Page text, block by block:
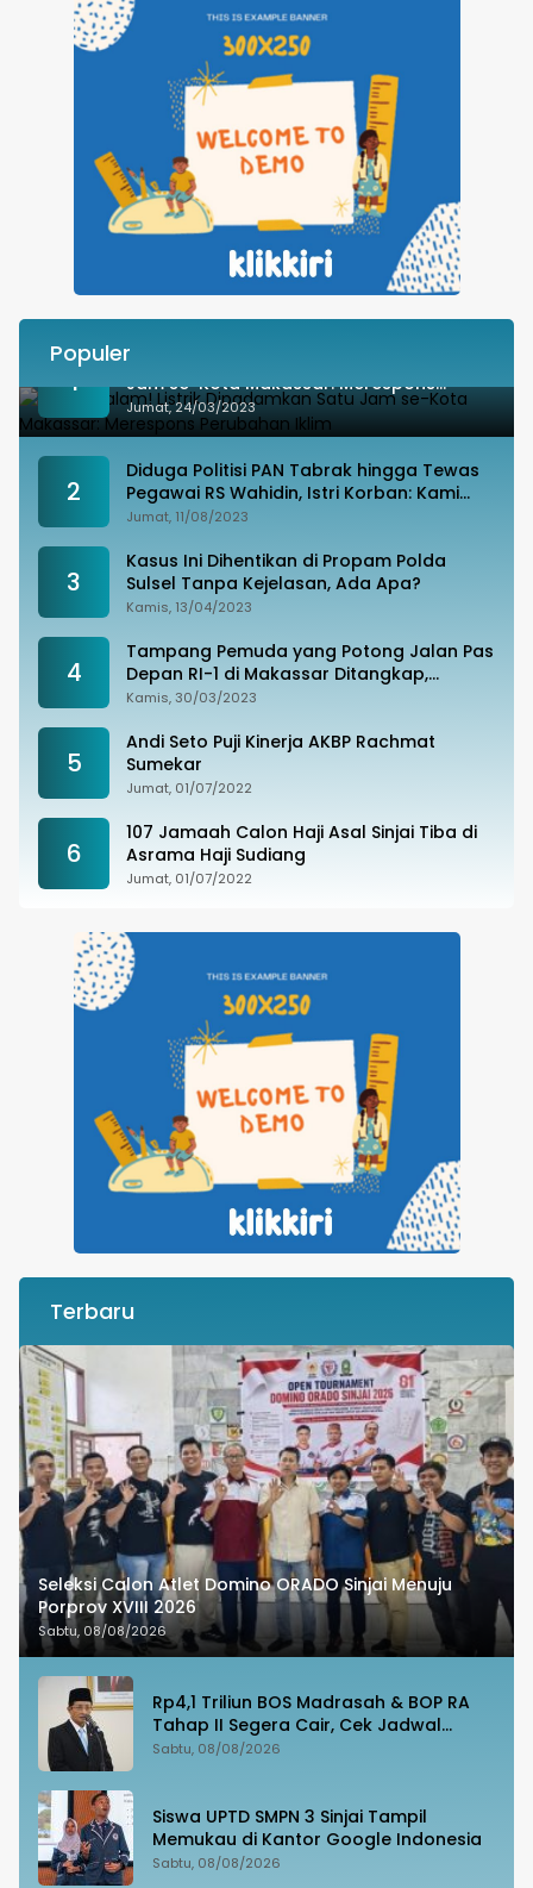
Populer
1
Besok Malam! Listrik Dipadamkan Satu
Jam se-Kota Makassar: Merespons
Perubahan Iklim
Jumat, 24/03/2023
2
Diduga Politisi PAN Tabrak hingga Tewas
Pegawai RS Wahidin, Istri Korban: Kami
Tak Terima
Jumat, 11/08/2023
3
Kasus Ini Dihentikan di Propam Polda
Sulsel Tanpa Kejelasan, Ada Apa?
Kamis, 13/04/2023
4
Tampang Pemuda yang Potong Jalan Pas
Depan RI-1 di Makassar Ditangkap,
Ternyata Joki Balapan Liar
Kamis, 30/03/2023
5
Andi Seto Puji Kinerja AKBP Rachmat
Sumekar
Jumat, 01/07/2022
6
107 Jamaah Calon Haji Asal Sinjai Tiba di
Asrama Haji Sudiang
Jumat, 01/07/2022
Terbaru
Seleksi Calon Atlet Domino ORADO Sinjai Menuju
Porprov XVIII 2026
Sabtu, 08/08/2026
Rp4,1 Triliun BOS Madrasah & BOP RA
Tahap II Segera Cair, Cek Jadwal
Pengajuannya!
Sabtu, 08/08/2026
Siswa UPTD SMPN 3 Sinjai Tampil
Memukau di Kantor Google Indonesia
Sabtu, 08/08/2026